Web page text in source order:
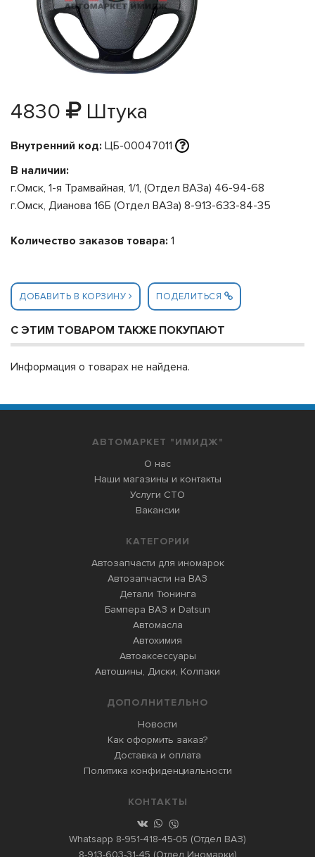
4830 Штука
Внутренний код: ЦБ-00047011
В наличии:
г.Омск, 1-я Трамвайная, 1/1, (Отдел ВАЗа) 46-94-68
г.Омск, Дианова 16Б (Отдел ВАЗа) 8-913-633-84-35
Количество заказов товара: 1
ДОБАВИТЬ В КОРЗИНУ ПОДЕЛИТЬСЯ
С ЭТИМ ТОВАРОМ ТАКЖЕ ПОКУПАЮТ
Информация о товарах не найдена.
АВТОМАРКЕТ "ИМИДЖ"
О нас
Наши магазины и контакты
Услуги СТО
Вакансии
КАТЕГОРИИ
Автозапчасти для иномарок
Автозапчасти на ВАЗ
Детали Тюнинга
Бампера ВАЗ и Datsun
Автомасла
Автохимия
Автоаксессуары
Автошины, Диски, Колпаки
ДОПОЛНИТЕЛЬНО
Новости
Как оформить заказ?
Доставка и оплата
Политика конфиденциальности
КОНТАКТЫ
Whatsapp 8-951-418-45-05 (Отдел ВАЗ)